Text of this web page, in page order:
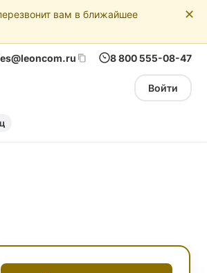
вам в ближайшее
✕
8 800 555-08-47
Войти
(сухие охладители)